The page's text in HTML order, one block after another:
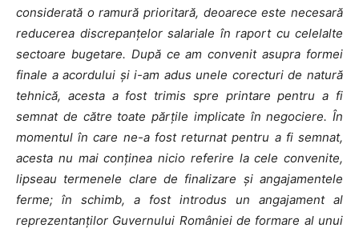
considerată o ramură prioritară, deoarece este necesară
reducerea discrepanţelor salariale în raport cu celelalte
sectoare bugetare. După ce am convenit asupra formei
finale a acordului şi i-am adus unele corecturi de natură
tehnică, acesta a fost trimis spre printare pentru a fi
semnat de către toate părţile implicate în negociere. În
momentul în care ne-a fost returnat pentru a fi semnat,
acesta nu mai conţinea nicio referire la cele convenite,
lipseau termenele clare de finalizare şi angajamentele
ferme; în schimb, a fost introdus un angajament al
reprezentanţilor Guvernului României de formare al unui